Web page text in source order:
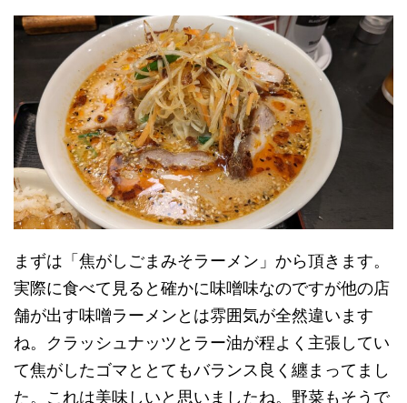
まずは「焦がしごまみそラーメン」から頂きます。
実際に食べて見ると確かに味噌味なのですが他の店
舗が出す味噌ラーメンとは雰囲気が全然違います
ね。クラッシュナッツとラー油が程よく主張してい
て焦がしたゴマととてもバランス良く纏まってまし
た。これは美味しいと思いましたね。野菜もそうで